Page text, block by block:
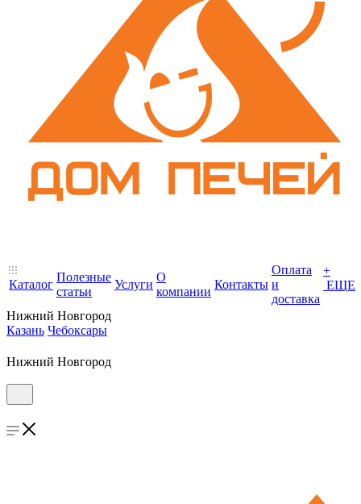
Каталог
Полезные
статьи
Услуги
О
компании
Контакты
Оплата
и
доставка
+
ЕЩЕ
Нижний Новгород
Казань Чебоксары
Нижний Новгород